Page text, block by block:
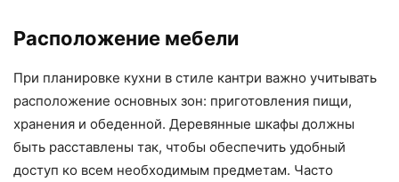
Расположение мебели
При планировке кухни в стиле кантри важно учитывать
расположение основных зон: приготовления пищи,
хранения и обеденной. Деревянные шкафы должны
быть расставлены так, чтобы обеспечить удобный
доступ ко всем необходимым предметам. Часто